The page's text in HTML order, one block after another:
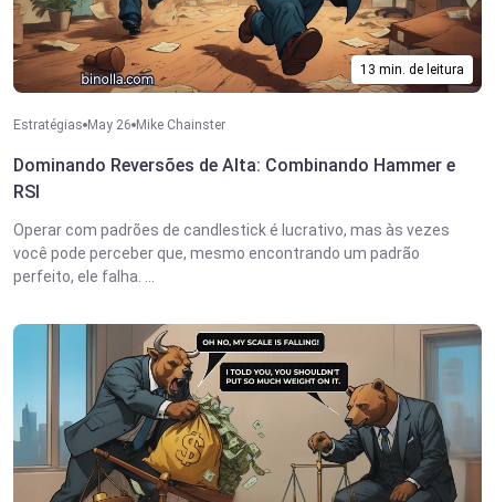
13 min. de leitura
Estratégias May 26 Mike Chainster
Dominando Reversões de Alta: Combinando Hammer e
RSI
Operar com padrões de candlestick é lucrativo, mas às vezes
você pode perceber que, mesmo encontrando um padrão
perfeito, ele falha. ...